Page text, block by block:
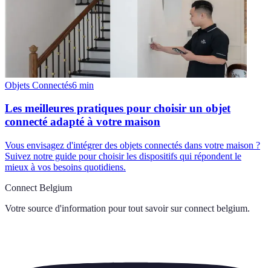
Objets Connectés6 min
Les meilleures pratiques pour choisir un objet
connecté adapté à votre maison
Vous envisagez d'intégrer des objets connectés dans votre maison ?
Suivez notre guide pour choisir les dispositifs qui répondent le
mieux à vos besoins quotidiens.
Connect Belgium
Votre source d'information pour tout savoir sur connect belgium.